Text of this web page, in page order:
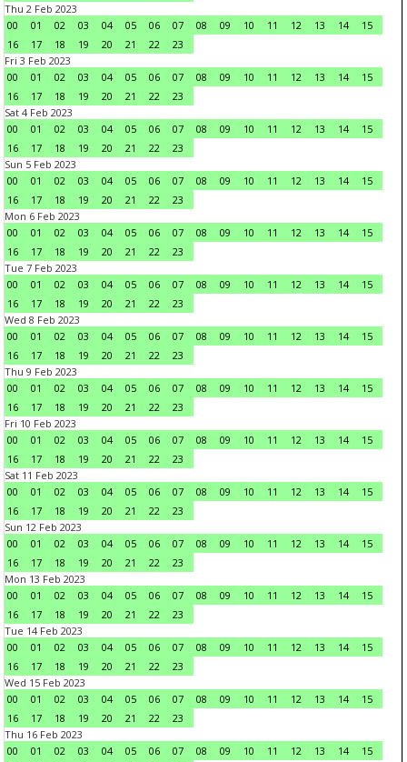
Thu 2 Feb 2023
00
01 02 03 04 05 06 07 08 09 10 11 12 13 14
15
16
17 18 19 20 21 22
23
Fri 3 Feb 2023
00
01 02 03 04 05 06 07 08 09 10 11 12 13 14
15
16
17 18 19 20 21 22
23
Sat 4 Feb 2023
00
01 02 03 04 05 06 07 08 09 10 11 12 13 14
15
16
17 18 19 20 21 22
23
Sun 5 Feb 2023
00
01 02 03 04 05 06 07 08 09 10 11 12 13 14
15
16
17 18 19 20 21 22
23
Mon 6 Feb 2023
00
01 02 03 04 05 06 07 08 09 10 11 12 13 14
15
16
17 18 19 20 21 22
23
Tue 7 Feb 2023
00
01 02 03 04 05 06 07 08 09 10 11 12 13 14
15
16
17 18 19 20 21 22
23
Wed 8 Feb 2023
00
01 02 03 04 05 06 07 08 09 10 11 12 13 14
15
16
17 18 19 20 21 22
23
Thu 9 Feb 2023
00
01 02 03 04 05 06 07 08 09 10 11 12 13 14
15
16
17 18 19 20 21 22
23
Fri 10 Feb 2023
00
01 02 03 04 05 06 07 08 09 10 11 12 13 14
15
16
17 18 19 20 21 22
23
Sat 11 Feb 2023
00
01 02 03 04 05 06 07 08 09 10 11 12 13 14
15
16
17 18 19 20 21 22
23
Sun 12 Feb 2023
00
01 02 03 04 05 06 07 08 09 10 11 12 13 14
15
16
17 18 19 20 21 22
23
Mon 13 Feb 2023
00
01 02 03 04 05 06 07 08 09 10 11 12 13 14
15
16
17 18 19 20 21 22
23
Tue 14 Feb 2023
00
01 02 03 04 05 06 07 08 09 10 11 12 13 14
15
16
17 18 19 20 21 22
23
Wed 15 Feb 2023
00
01 02 03 04 05 06 07 08 09 10 11 12 13 14
15
16
17 18 19 20 21 22
23
Thu 16 Feb 2023
00
01 02 03 04 05 06 07 08 09 10 11 12 13 14
15